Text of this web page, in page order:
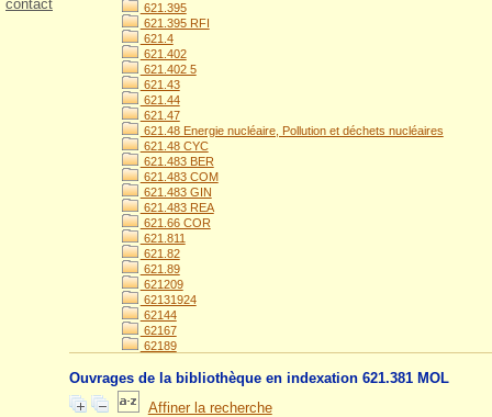
621.395
621.395 RFI
621.4
621.402
621.402 5
621.43
621.44
621.47
621.48 Energie nucléaire, Pollution et déchets nucléaires
621.48 CYC
621.483 BER
621.483 COM
621.483 GIN
621.483 REA
621.66 COR
621.811
621.82
621.89
621209
62131924
62144
62167
62189
Ouvrages de la bibliothèque en indexation 621.381 MOL
Affiner la recherche
contact